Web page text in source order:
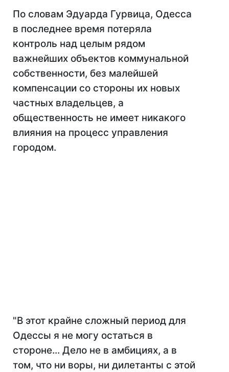
По словам Эдуарда Гурвица, Одесса
в последнее время потеряла
контроль над целым рядом
важнейших объектов коммунальной
собственности, без малейшей
компенсации со стороны их новых
частных владельцев, а
общественность не имеет никакого
влияния на процесс управления
городом.
"В этот крайне сложный период для
Одессы я не могу остаться в
стороне... Дело не в амбициях, а в
том, что ни воры, ни дилетанты с этой